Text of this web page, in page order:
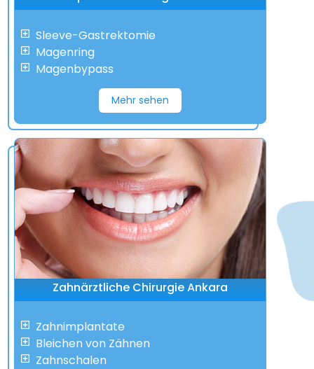
Sleeve-Gastrektomie
Magenring
Magenbypass
Mehr sehen
Zahnärztliche Chirurgie Ankara
Zahnimplantate
Bleichen von Zähnen
Zahnschalen